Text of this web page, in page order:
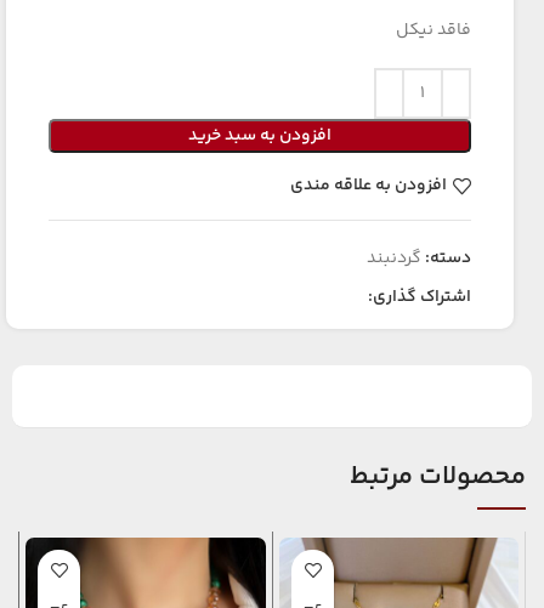
فاقد نیکل
افزودن به سبد خرید
افزودن به علاقه مندی
دسته: گردنبند
اشتراک گذاری:
محصولات مرتبط